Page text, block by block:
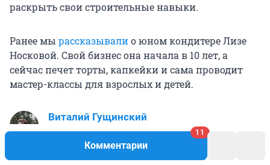
Комментарии
11
раскрыть свои строительные навыки.
Ранее мы рассказывалио юном кондитере Лизе
Носковой. Свой бизнес она начала в 10 лет, а
сейчас печет торты, капкейки и сама проводит
мастер-классы для взрослых и детей.
Виталий Гущинский
корреспондент